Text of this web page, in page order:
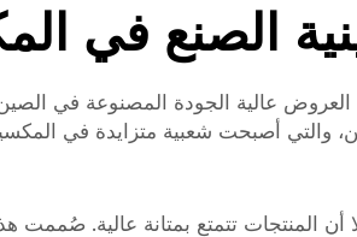
الصنع في
عالية الجودة المصنوعة في
أصبحت شعبية متزايدة في
المنتجات تتمتع بمتانة عالية. صُممت